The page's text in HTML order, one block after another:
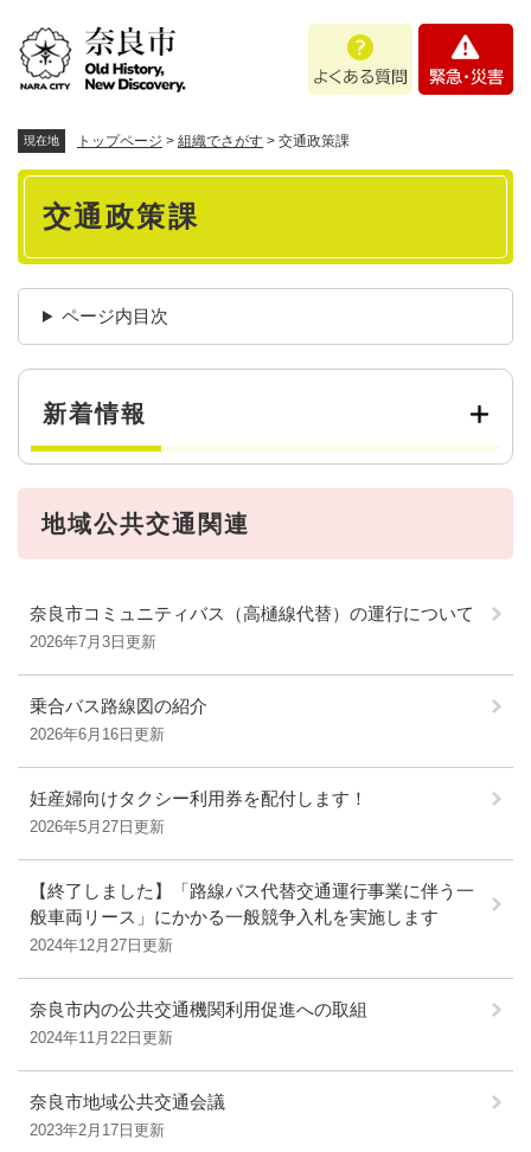
あ
問
・
現在地 トップページ > 組織でさがす > 交通政策課
本
交通政策課
ページ内目次
新着情報
地域公共交通関連
奈良市コミュニティバス（高樋線代替）の運行について
2026年7月3日更新
乗合バス路線図の紹介
2026年6月16日更新
妊産婦向けタクシー利用券を配付します！
2026年5月27日更新
【終了しました】「路線バス代替交通運行事業に伴う一
般車両リース」にかかる一般競争入札を実施します
2024年12月27日更新
奈良市内の公共交通機関利用促進への取組
2024年11月22日更新
奈良市地域公共交通会議
2023年2月17日更新